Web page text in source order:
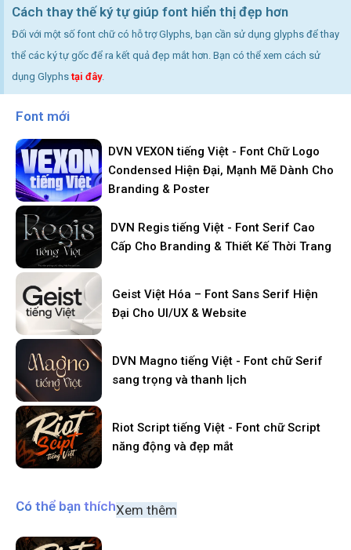
Cách thay thế ký tự giúp font hiển thị đẹp hơn
Đối với một số font chữ có hỗ trợ Glyphs, bạn cần sử dụng glyphs để thay
thể các ký tự gốc để ra kết quả đẹp mắt hơn. Bạn có thể xem cách sử
dụng Glyphs tại đây.
Font mới
DVN VEXON tiếng Việt - Font Chữ Logo
Condensed Hiện Đại, Mạnh Mẽ Dành Cho
Branding & Poster
DVN Regis tiếng Việt - Font Serif Cao
Cấp Cho Branding & Thiết Kế Thời Trang
Geist Việt Hóa – Font Sans Serif Hiện
Đại Cho UI/UX & Website
DVN Magno tiếng Việt - Font chữ Serif
sang trọng và thanh lịch
Riot Script tiếng Việt - Font chữ Script
năng động và đẹp mắt
Có thể bạn thíchXem thêm